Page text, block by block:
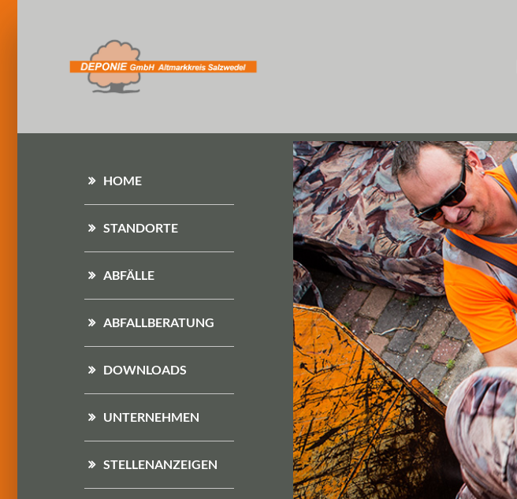
HOME
STANDORTE
ABFÄLLE
ABFALLBERATUNG
DOWNLOADS
UNTERNEHMEN
STELLENANZEIGEN